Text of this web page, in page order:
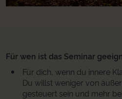
Für wen ist das Seminar
Für dich, wenn du innere
Du willst weniger von
gesteuert sein und mehr